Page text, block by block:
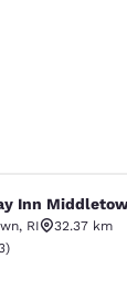
de 2.67
Inn
, RI
32.37 km
de 3.26
)